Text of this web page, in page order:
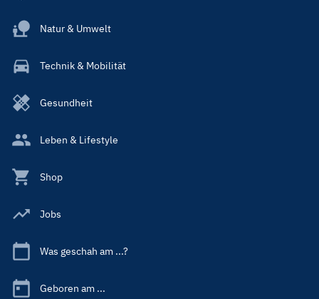
Natur & Umwelt
Technik & Mobilität
Gesundheit
Leben & Lifestyle
Shop
Jobs
Was geschah am ...?
Geboren am ...